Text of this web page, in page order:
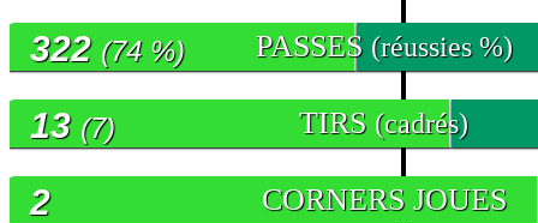
PASSES (réussies %)
322 (74 %)
TIRS (cadrés)
13 (7)
CORNERS JOUES
2